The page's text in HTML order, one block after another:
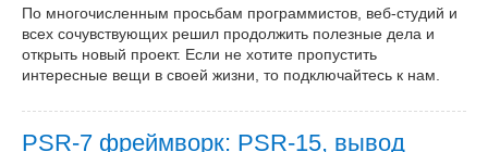
По многочисленным просьбам программистов, веб-студий и
всех сочувствующих решил продолжить полезные дела и
открыть новый проект. Если не хотите пропустить
интересные вещи в своей жизни, то подключайтесь к нам.
PSR-7 фреймворк: PSR-15, вывод